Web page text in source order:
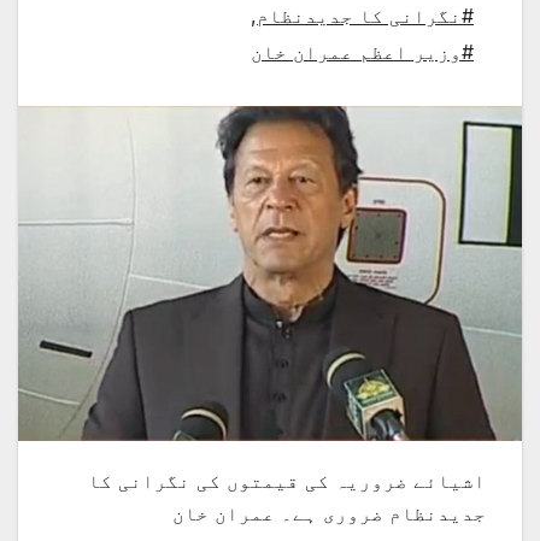
#نگرانی کا جدیدنظام,
#وزیر اعظم عمران خان
اشیائے ضروریہ کی قیمتوں کی نگرانی کا
جدیدنظام ضروری ہے۔ عمران خان